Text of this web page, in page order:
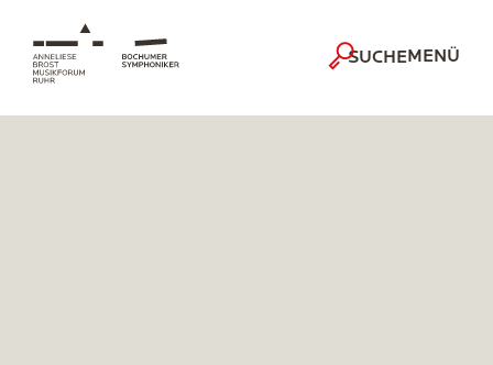
SUCHEMENÜ